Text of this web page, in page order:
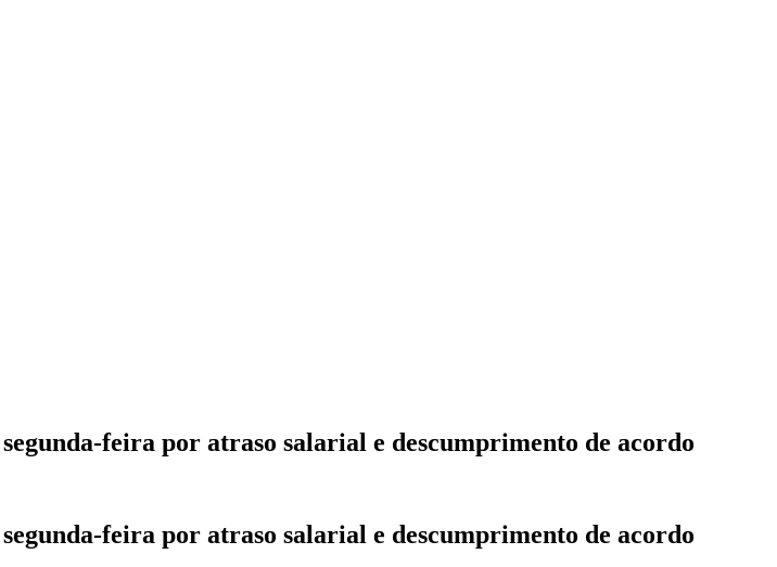
feira por atraso salarial e descumprimento de acordo
feira por atraso salarial e descumprimento de acordo